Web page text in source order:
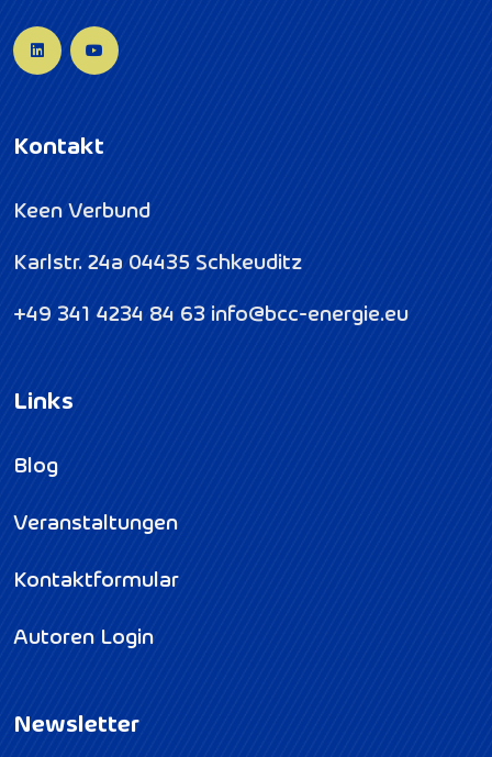
Kontakt
Keen Verbund
Karlstr. 24a 04435 Schkeuditz
+49 341 4234 84 63 info@bcc-energie.eu
Links
Blog
Veranstaltungen
Kontaktformular
Autoren Login
Newsletter